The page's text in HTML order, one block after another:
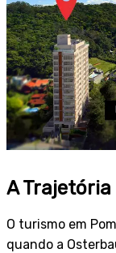
A Trajetória
O turismo em
quando a